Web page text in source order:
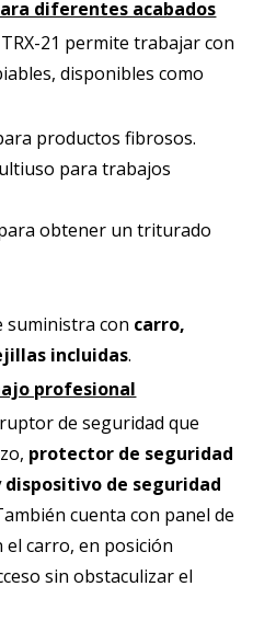
diferentes acabados
21 permite trabajar con
disponibles como
productos fibrosos.
para trabajos
obtener un triturado
suministra con carro,
incluidas.
profesional
de seguridad que
protector de seguridad
de seguridad
cuenta con panel de
el carro, en posición
sin obstaculizar el